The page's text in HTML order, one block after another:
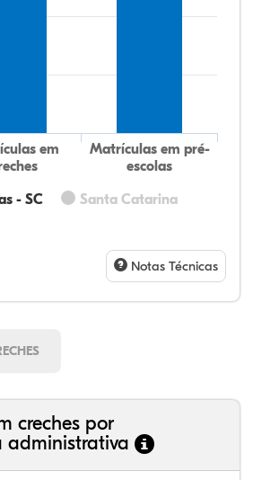
- SC
Santa Catarina
em
Matrículas em pré-
escolas
Notas Técnicas
creches por
administrativa